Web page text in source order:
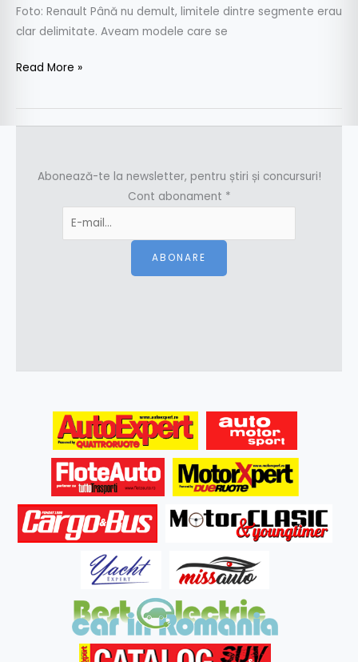
Foto: Renault Până nu demult, limitele dintre segmente erau
clar delimitate. Aveam modele care se
Read More »
Abonează-te la newsletter, pentru știri și concursuri!
Cont abonament *
ABONARE